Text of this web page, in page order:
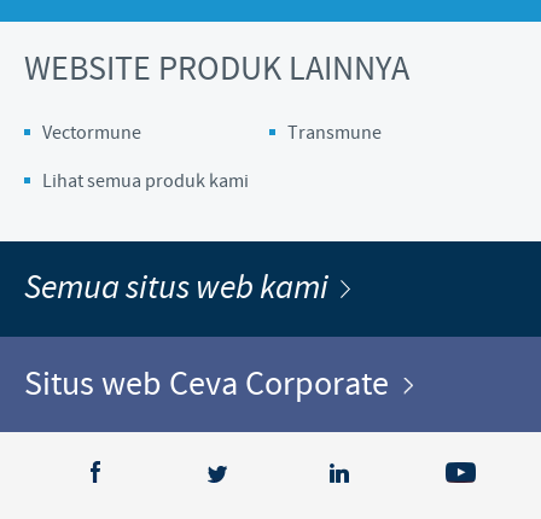
WEBSITE PRODUK LAINNYA
Vectormune
Transmune
Lihat semua produk kami
Semua situs web kami
Situs web Ceva Corporate